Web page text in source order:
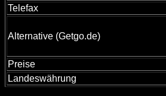
Telefax
Alternative (Getgo.de)
Preise
Landeswährung